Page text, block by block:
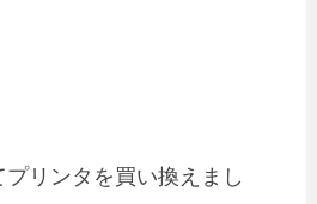
リンタを買い換えまし